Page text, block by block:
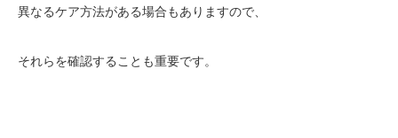
異なるケア方法がある場合もありますので、
それらを確認することも重要です。